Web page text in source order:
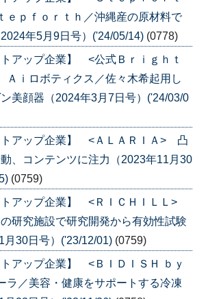
ｐｆｏｒｔｈ／沖縄産の原材料で
年5月9日号）('24/05/14) (0778)
トアップ企業】 <公式Ｂｒｉｇｈｔ
ｉロボティクス／佐々木希起用し
美顔器（2024年3月7日号）('24/03/0
トアップ企業】 <ＡＬＡＲＩＡ> 凸
、コンテンツに注力（2023年11月30
(0759)
トアップ企業】 <ＲＩＣＨＩＬＬ>
研究施設で研究開発から有効性試験
月30日号）('23/12/01) (0759)
トアップ企業】 <ＢＩＤＩＳＨ ｂｙ
／美容・健康をサポートする冷凍